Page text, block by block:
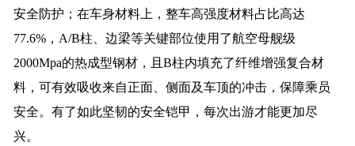
安全防护；在车身材料上，整车高强度材料占比高达
77.6%，A/B柱、边梁等关键部位使用了航空母舰级
2000Mpa的热成型钢材，且B柱内填充了纤维增强复合材
料，可有效吸收来自正面、侧面及车顶的冲击，保障乘员
安全。有了如此坚韧的安全铠甲，每次出游才能更加尽
兴。